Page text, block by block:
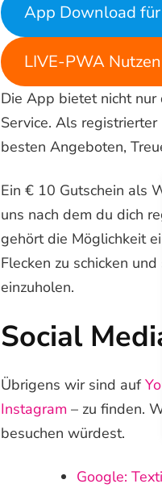
App Download
LIVE-PWA
Die App bietet nicht
Service. Als
besten Angeboten,
Ein € 10 Gutschein als
uns nach dem du dich
gehört die Möglichkeit
Flecken zu schicken
einzuholen.
Social
Übrigens wir sind auf
Instagram – zu finden.
besuchen würdest.
Google: